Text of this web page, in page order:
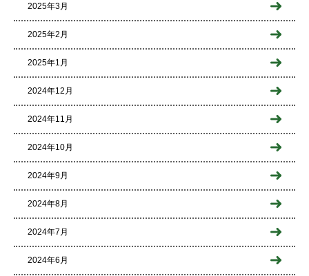
2025年3月
2025年2月
2025年1月
2024年12月
2024年11月
2024年10月
2024年9月
2024年8月
2024年7月
2024年6月